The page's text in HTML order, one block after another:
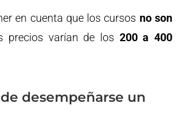
en cuenta que los cursos no son
precios varían de los 200 a 400
desempeñarse un